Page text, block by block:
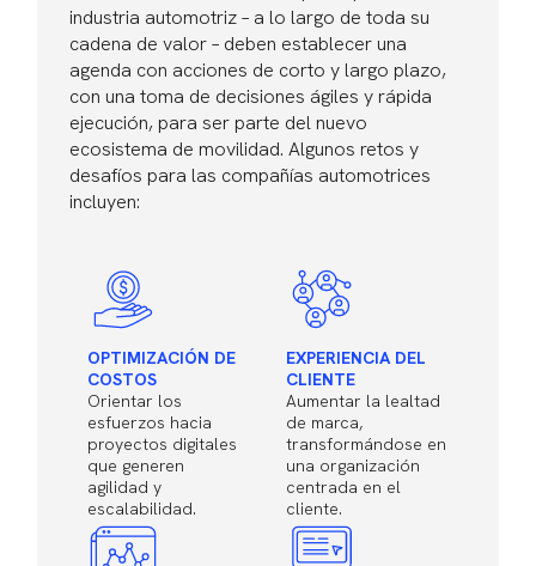
industria automotriz – a lo largo de toda su
cadena de valor – deben establecer una
agenda con acciones de corto y largo plazo,
con una toma de decisiones ágiles y rápida
ejecución, para ser parte del nuevo
ecosistema de movilidad. Algunos retos y
desafíos para las compañías automotrices
incluyen:
OPTIMIZACIÓN DE
COSTOS
Orientar los
esfuerzos hacia
proyectos digitales
que generen
agilidad y
escalabilidad.
EXPERIENCIA DEL
CLIENTE
Aumentar la lealtad
de marca,
transformándose en
una organización
centrada en el
cliente.